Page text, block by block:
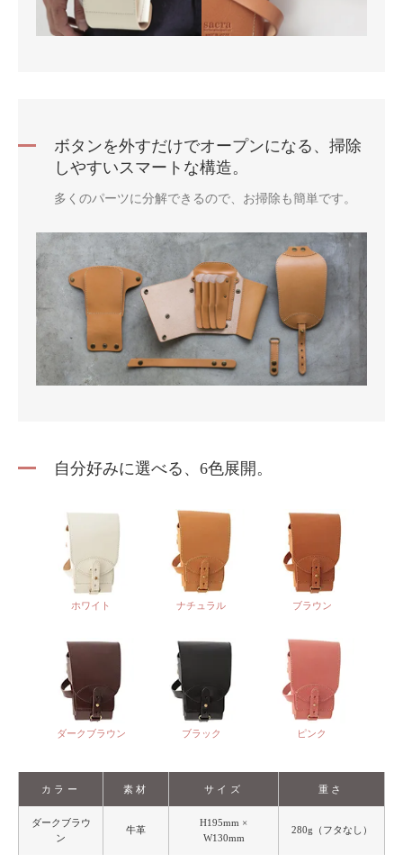
ボタンを外すだけでオープンになる、掃除
しやすいスマートな構造。
多くのパーツに分解できるので、お掃除も簡単です。
自分好みに選べる、6色展開。
ホワイト ナチュラル ブラウン
ダークブラウン ブラック ピンク
カラー 素材 サイズ 重さ
ダークブラウ
ン
牛革
H195mm ×
W130mm
280g（フタなし）